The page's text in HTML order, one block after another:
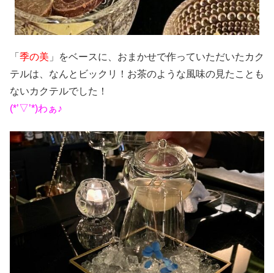
「 季の美 」をベースに、おまかせで作っていただいたカク
テルは、なんとビックリ！お茶のような風味の見たことも
ないカクテルでした！
(*’▽’*)わぁ♪